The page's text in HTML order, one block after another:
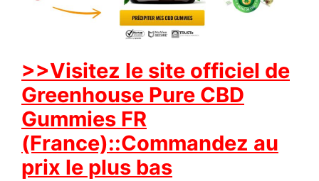
>>Visitez le site officiel de
Greenhouse Pure CBD
Gummies FR
(France)::Commandez au
prix le plus bas